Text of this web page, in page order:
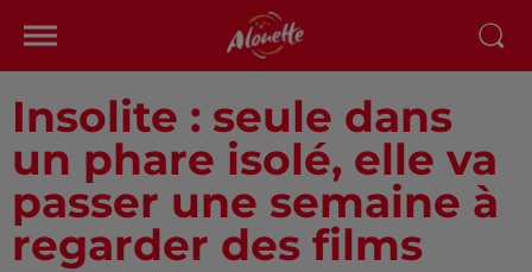
Insolite : seule dans
un phare isolé, elle va
passer une semaine à
regarder des films